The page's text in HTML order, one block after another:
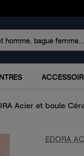
Acier et boule
EDORA